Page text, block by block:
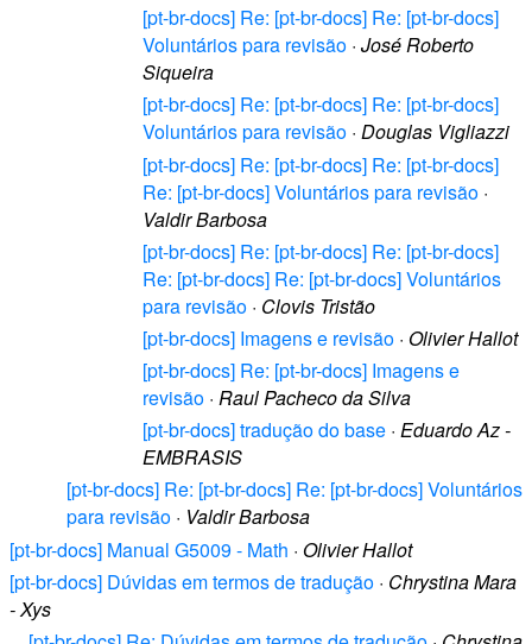
[pt-br-docs] Re: [pt-br-docs] Re: [pt-br-docs]
Voluntários para revisão · José Roberto
Siqueira
[pt-br-docs] Re: [pt-br-docs] Re: [pt-br-docs]
Voluntários para revisão · Douglas Vigliazzi
[pt-br-docs] Re: [pt-br-docs] Re: [pt-br-docs]
Re: [pt-br-docs] Voluntários para revisão ·
Valdir Barbosa
[pt-br-docs] Re: [pt-br-docs] Re: [pt-br-docs]
Re: [pt-br-docs] Re: [pt-br-docs] Voluntários
para revisão · Clovis Tristão
[pt-br-docs] Imagens e revisão · Olivier Hallot
[pt-br-docs] Re: [pt-br-docs] Imagens e
revisão · Raul Pacheco da Silva
[pt-br-docs] tradução do base · Eduardo Az -
EMBRASIS
[pt-br-docs] Re: [pt-br-docs] Re: [pt-br-docs] Voluntários
para revisão · Valdir Barbosa
[pt-br-docs] Manual G5009 - Math · Olivier Hallot
[pt-br-docs] Dúvidas em termos de tradução · Chrystina Mara
- Xys